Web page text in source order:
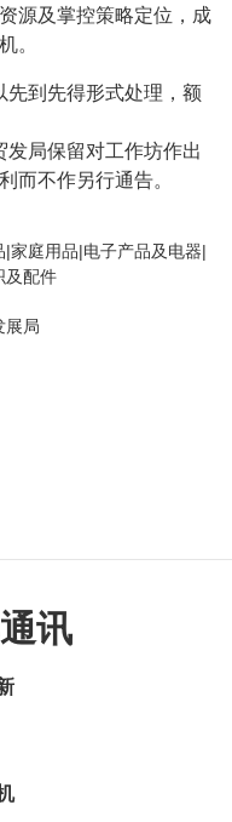
源及掌控策略定位，成
。
先到先得形式处理，额
发局保留对工作坊作出
而不作另行通告。
|家庭用品|电子产品及电器|
及配件
展局
讯